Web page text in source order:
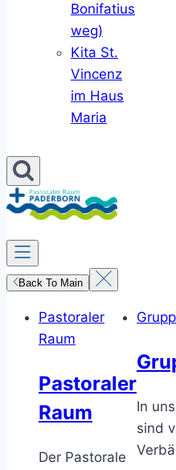
Bonifatius
weg)
Kita St.
Vincenz
im Haus
Maria
Back To Main
Pastoraler
Raum
Pastoraler
Raum
Der Pastorale
In
sind